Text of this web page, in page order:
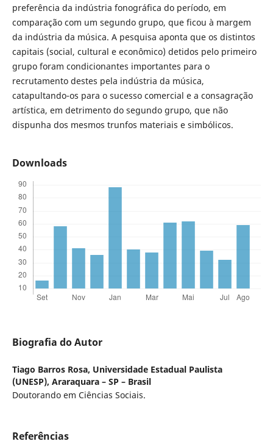
preferência da indústria fonográfica do período, em
comparação com um segundo grupo, que ficou à margem
da indústria da música. A pesquisa aponta que os distintos
capitais (social, cultural e econômico) detidos pelo primeiro
grupo foram condicionantes importantes para o
recrutamento destes pela indústria da música,
catapultando-os para o sucesso comercial e a consagração
artística, em detrimento do segundo grupo, que não
dispunha dos mesmos trunfos materiais e simbólicos.
Downloads
Biografia do Autor
Tiago Barros Rosa, Universidade Estadual Paulista
(UNESP), Araraquara – SP – Brasil
Doutorando em Ciências Sociais.
Referências